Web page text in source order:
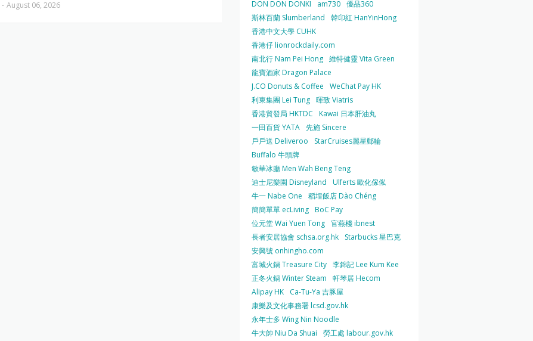
- August 06, 2026
DON DON DONKI
am730 優品360
斯林百蘭 Slumberland
韓印紅 HanYinHong
香港中文大學 CUHK
香港仔 lionrockdaily.com
南北行 Nam Pei Hong 維特健靈 Vita Green
龍寶酒家 Dragon Palace
J.CO Donuts & Coffee
WeChat Pay HK
利東集團 Lei Tung 暉致 Viatris
香港貿發局 HKTDC
Kawai 日本肝油丸
一田百貨 YATA 先施 Sincere
戶戶送 Deliveroo
StarCruises麗星郵輪
Buffalo 牛頭牌
敏華冰廳 Men Wah Beng Teng
迪士尼樂園 Disneyland
Ulferts 歐化傢俬
牛一 Nabe One
稻埕飯店 Dào Chéng
簡簡單單 ecLiving BoC Pay
位元堂 Wai Yuen Tong 官燕棧 ibnest
長者安居協會 schsa.org.hk
Starbucks 星巴克
安興號 onhingho.com
富城火鍋 Treasure City 李錦記 Lee Kum Kee
正冬火鍋 Winter Steam
軒琴居 Hecom
Alipay HK
Ca-Tu-Ya 吉豚屋
康樂及文化事務署 lcsd.gov.hk
永年士多 Wing Nin Noodle
牛大帥 Niu Da Shuai
勞工處 labour.gov.hk